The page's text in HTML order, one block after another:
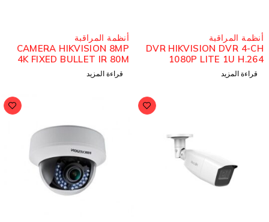
أنظمة المراقبة
DVR HIKVISION DVR 4-CH
1080P LITE 1U H.264
قراءة المزيد
أنظمة المراقبة
CAMERA HIKVISION 8MP
4K FIXED BULLET IR 80M
قراءة المزيد